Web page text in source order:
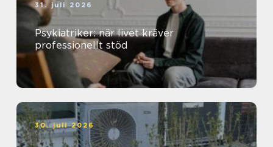
31. juli 2026
Psykiatriker: när livet kräver
professionellt stöd
30. juli 2026